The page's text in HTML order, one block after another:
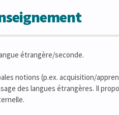
étrangère/seconde.
notions (p.ex. acquisition/
des langues étrangères. Il